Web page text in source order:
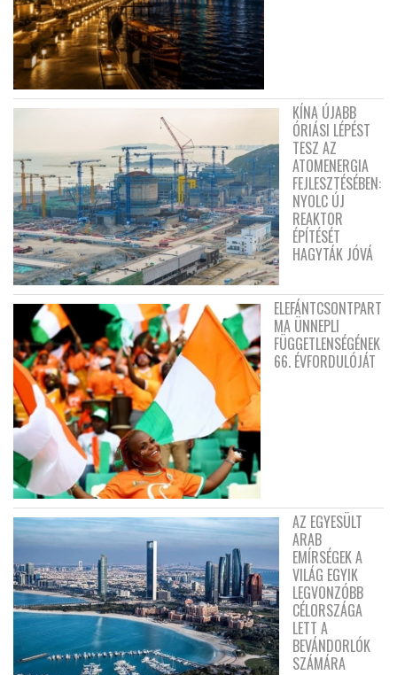
KÍNA ÚJABB
ÓRIÁSI LÉPÉST
TESZ AZ
ATOMENERGIA
FEJLESZTÉSÉBEN:
NYOLC ÚJ
REAKTOR
ÉPÍTÉSÉT
HAGYTÁK JÓVÁ
ELEFÁNTCSONTPART
MA ÜNNEPLI
FÜGGETLENSÉGÉNEK
66. ÉVFORDULÓJÁT
AZ EGYESÜLT
ARAB
EMÍRSÉGEK A
VILÁG EGYIK
LEGVONZÓBB
CÉLORSZÁGA
LETT A
BEVÁNDORLÓK
SZÁMÁRA